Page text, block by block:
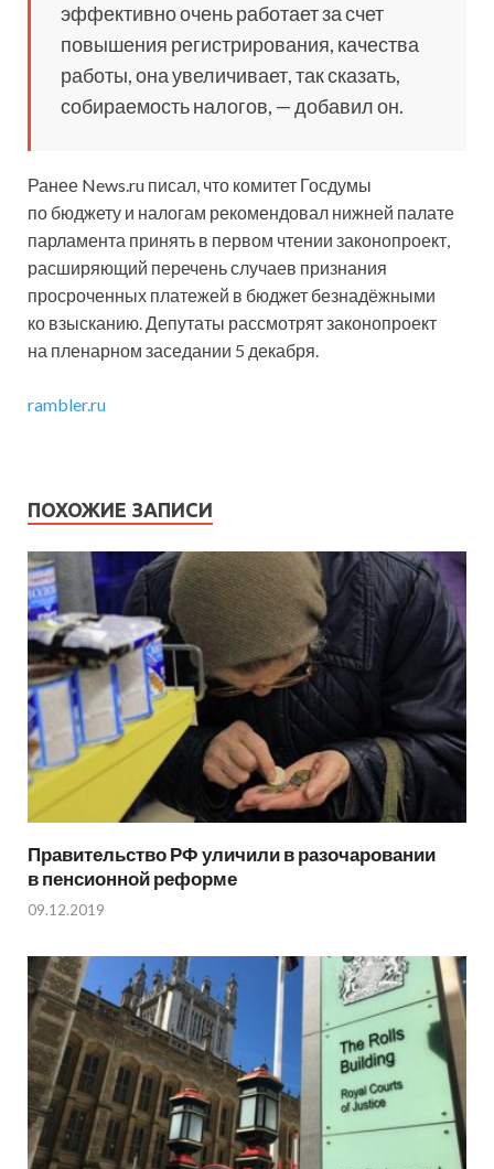
эффективно очень работает за счет
повышения регистрирования, качества
работы, она увеличивает, так сказать,
собираемость налогов, — добавил он.
Ранее News.ru писал, что комитет Госдумы
по бюджету и налогам рекомендовал нижней палате
парламента принять в первом чтении законопроект,
расширяющий перечень случаев признания
просроченных платежей в бюджет безнадёжными
ко взысканию. Депутаты рассмотрят законопроект
на пленарном заседании 5 декабря.
rambler.ru
ПОХОЖИЕ ЗАПИСИ
Правительство РФ уличили в разочаровании
в пенсионной реформе
09.12.2019